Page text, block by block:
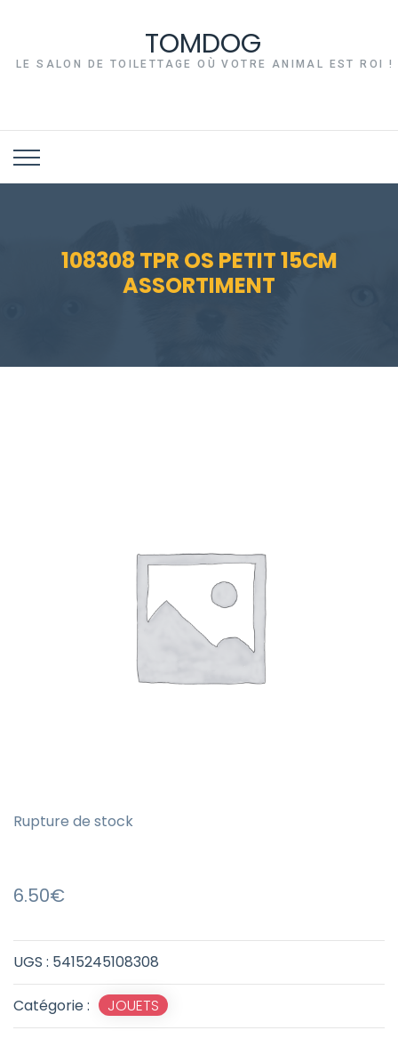
TOMDOG
LE SALON DE TOILETTAGE OÙ VOTRE ANIMAL EST ROI !
108308 TPR OS PETIT 15CM
ASSORTIMENT
UGS : 5415245108308
Catégorie : JOUETS
6.50€
Rupture de stock